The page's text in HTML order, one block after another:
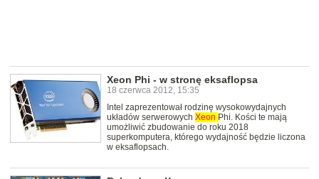
Xeon Phi - w stronę eksaflopsa
18 czerwca 2012, 15:35
Intel zaprezentował rodzinę wysokowydajnych
układów serwerowych Xeon Phi. Kości te mają
umożliwić zbudowanie do roku 2018
superkomputera, którego wydajność będzie liczona
w eksaflopsach.